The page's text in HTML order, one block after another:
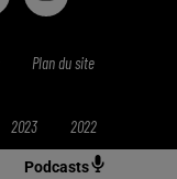
Podcasts
Plan du site
2023 2022